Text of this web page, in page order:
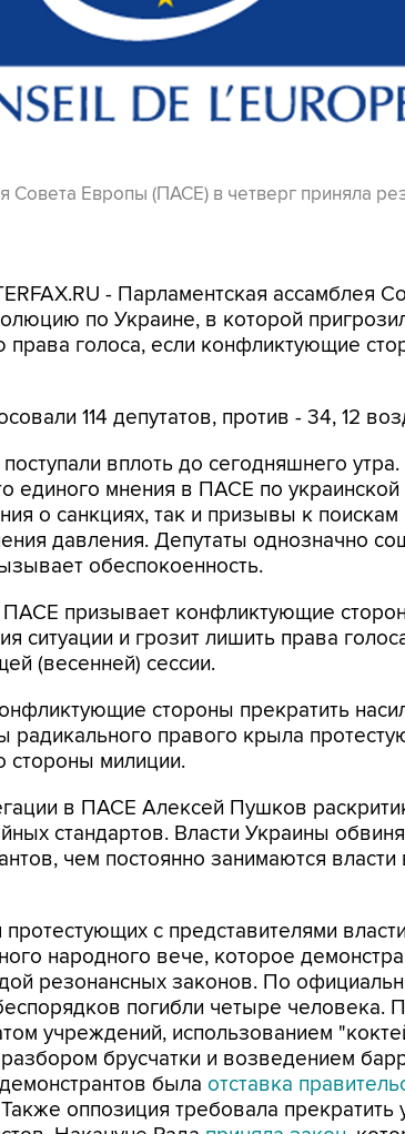
Совета Европы (ПАСЕ) в четверг приняла
- Парламентская ассамблея
по Украине, в которой
права голоса, если конфликтующие
114 депутатов, против - 34, 12
вплоть до сегодняшнего
единого мнения в ПАСЕ по
о санкциях, так и призывы к
давления. Депутаты однозначно
обеспокоенность.
призывает конфликтующие
ситуации и грозит лишить права
(весенней) сессии.
стороны прекратить
радикального правого крыла
стороны милиции.
в ПАСЕ Алексей Пушков
стандартов. Власти Украины
чем постоянно занимаются
с представителями
народного вече, которое
резонансных законов. По
погибли четыре человека.
учреждений, использованием
брусчатки и возведением
была отставка
оппозиция требовала прекратить